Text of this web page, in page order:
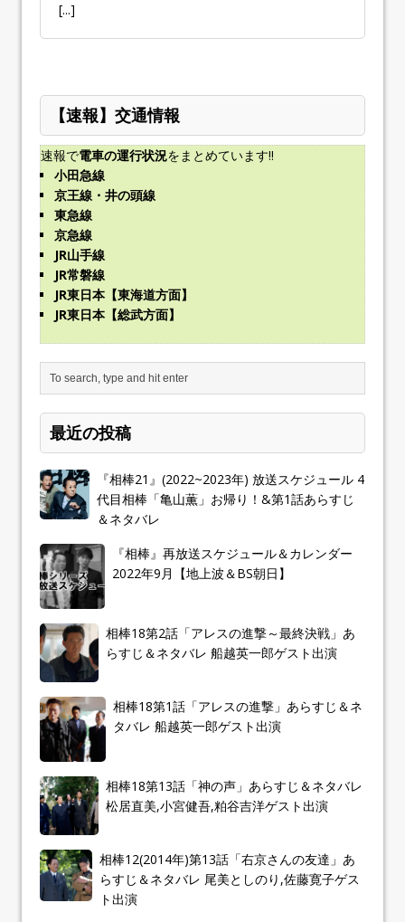
[...]
【速報】交通情報
速報で電車の運行状況をまとめています!!
小田急線
京王線・井の頭線
東急線
京急線
JR山手線
JR常磐線
JR東日本【東海道方面】
JR東日本【総武方面】
最近の投稿
『相棒21』(2022~2023年) 放送スケジュール 4
代目相棒「亀山薫」お帰り！&第1話あらすじ
＆ネタバレ
『相棒』再放送スケジュール＆カレンダー
2022年9月【地上波＆BS朝日】
相棒18第2話「アレスの進撃～最終決戦」あ
らすじ＆ネタバレ 船越英一郎ゲスト出演
相棒18第1話「アレスの進撃」あらすじ＆ネ
タバレ 船越英一郎ゲスト出演
相棒18第13話「神の声」あらすじ＆ネタバレ
松居直美,小宮健吾,粕谷吉洋ゲスト出演
相棒12(2014年)第13話「右京さんの友達」あ
らすじ＆ネタバレ 尾美としのり,佐藤寛子ゲス
ト出演